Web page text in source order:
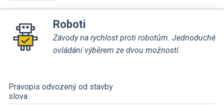
Roboti
Závody na rychlost proti robotům. Jednoduché
ovládání výběrem ze dvou možností.
Pravopis odvozený od stavby
slova